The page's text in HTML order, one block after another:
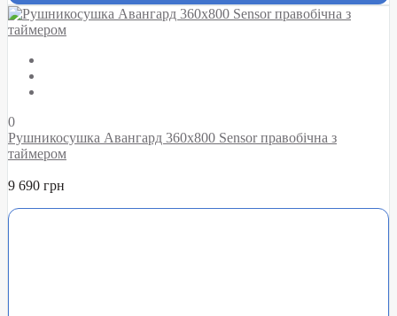
0
Рушникосушка Авангард 360х800 Sensor правобічна з
таймером
9 690 грн